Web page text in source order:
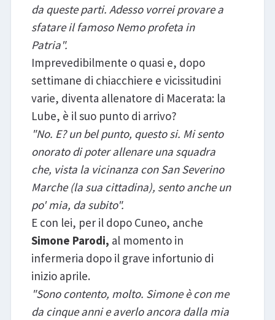
da queste parti. Adesso vorrei provare a
sfatare il famoso Nemo profeta in
Patria".
Imprevedibilmente o quasi e, dopo
settimane di chiacchiere e vicissitudini
varie, diventa allenatore di Macerata: la
Lube, è il suo punto di arrivo?
"No. E? un bel punto, questo si. Mi sento
onorato di poter allenare una squadra
che, vista la vicinanza con San Severino
Marche (la sua cittadina), sento anche un
po' mia, da subito".
E con lei, per il dopo Cuneo, anche
Simone Parodi, al momento in
infermeria dopo il grave infortunio di
inizio aprile.
"Sono contento, molto. Simone è con me
da cinque anni e averlo ancora dalla mia